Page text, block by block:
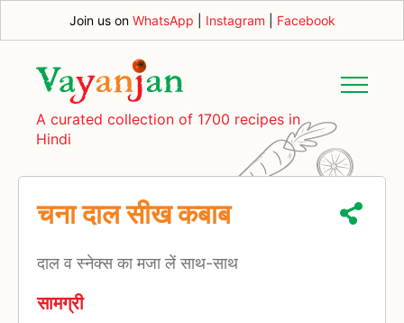
Join us on WhatsApp Instagram Facebook
A curated collection of 1700 recipes in
Hindi
चना दाल सीख कबाब
दाल व स्नेक्स का मजा लें साथ-साथ
सामग्री